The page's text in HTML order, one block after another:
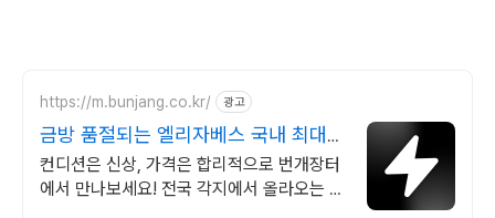
https://m.bunjang.co.kr/ 광고
금방 품절되는 엘리자베스 국내 최대
브랜드 중고거래
컨디션은 신상, 가격은 합리적으로 번개장터
에서 만나보세요! 전국 각지에서 올라오는 전